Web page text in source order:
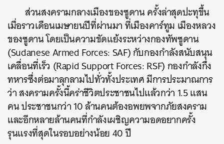
ส่วนสงครามกลางเมืองของซูดาน ครั้งล่าสุดปะทุขึ้น
เมื่อราวเดือนเมษายนปีที่ผ่านมา ที่เมืองคาร์ทูม เมืองหลวง
ของซูดาน โดยเป็นความขัดแย้งระหว่างกองทัพซูดาน
(Sudanese Armed Forces: SAF) กับกองกำลังสนับสนุน
เคลื่อนที่เร็ว (Rapid Support Forces: RSF) กองกำลังกึ่ง
ทหารซึ่งต่อมาลุกลามไปทั่วทั้งประเทศ มีการประมาณการ
ว่า สงครามครั้งนี้คร่าชีวิตประชาชนไปแล้วกว่า 1.5 แสน
คน ประชาชนกว่า 10 ล้านคนต้องอพยพจากภัยสงคราม
และอีกหลายล้านคนที่กำลังเผชิญความอดอยากครั้ง
รุนแรงที่สุดในรอบอย่างน้อย 40 ปี